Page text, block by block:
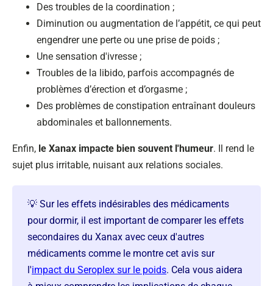
Des troubles de la coordination ;
Diminution ou augmentation de l’appétit, ce qui peut
engendrer une perte ou une prise de poids ;
Une sensation d'ivresse ;
Troubles de la libido, parfois accompagnés de
problèmes d’érection et d’orgasme ;
Des problèmes de constipation entraînant douleurs
abdominales et ballonnements.
Enfin, le Xanax impacte bien souvent l'humeur. Il rend le
sujet plus irritable, nuisant aux relations sociales.
💡 Sur les effets indésirables des médicaments
pour dormir, il est important de comparer les effets
secondaires du Xanax avec ceux d'autres
médicaments comme le montre cet avis sur
l'impact du Seroplex sur le poids. Cela vous aidera